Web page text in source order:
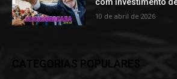
10 de abril de 2026
CATEGORIAS POPULARES